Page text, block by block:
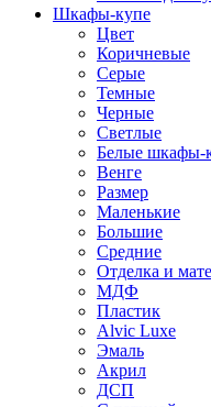
Шкафы-купе
Цвет
Коричневые
Серые
Темные
Черные
Светлые
Белые шкафы-
Венге
Размер
Маленькие
Большие
Средние
Отделка и
МДФ
Пластик
Alvic Luxe
Эмаль
Акрил
ДСП